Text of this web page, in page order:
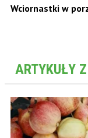
Wciornastki w
ARTYKUŁY